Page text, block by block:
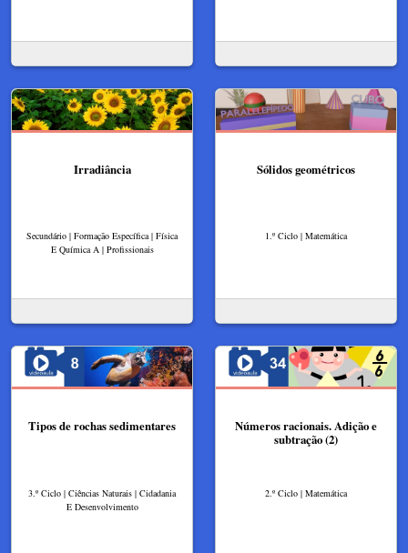
Irradiância
Secundário | Formação Específica | Física
E Química A | Profissionais
Sólidos geométricos
1.º Ciclo | Matemática
Tipos de rochas sedimentares
3.º Ciclo | Ciências Naturais | Cidadania
E Desenvolvimento
Números racionais. Adição e
subtração (2)
2.º Ciclo | Matemática